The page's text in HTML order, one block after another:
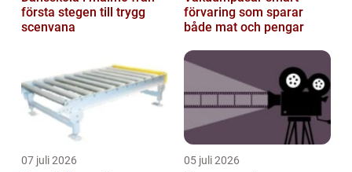
första stegen till trygg
scenvana
förvaring som sparar
både mat och pengar
07 juli 2026 05 juli 2026